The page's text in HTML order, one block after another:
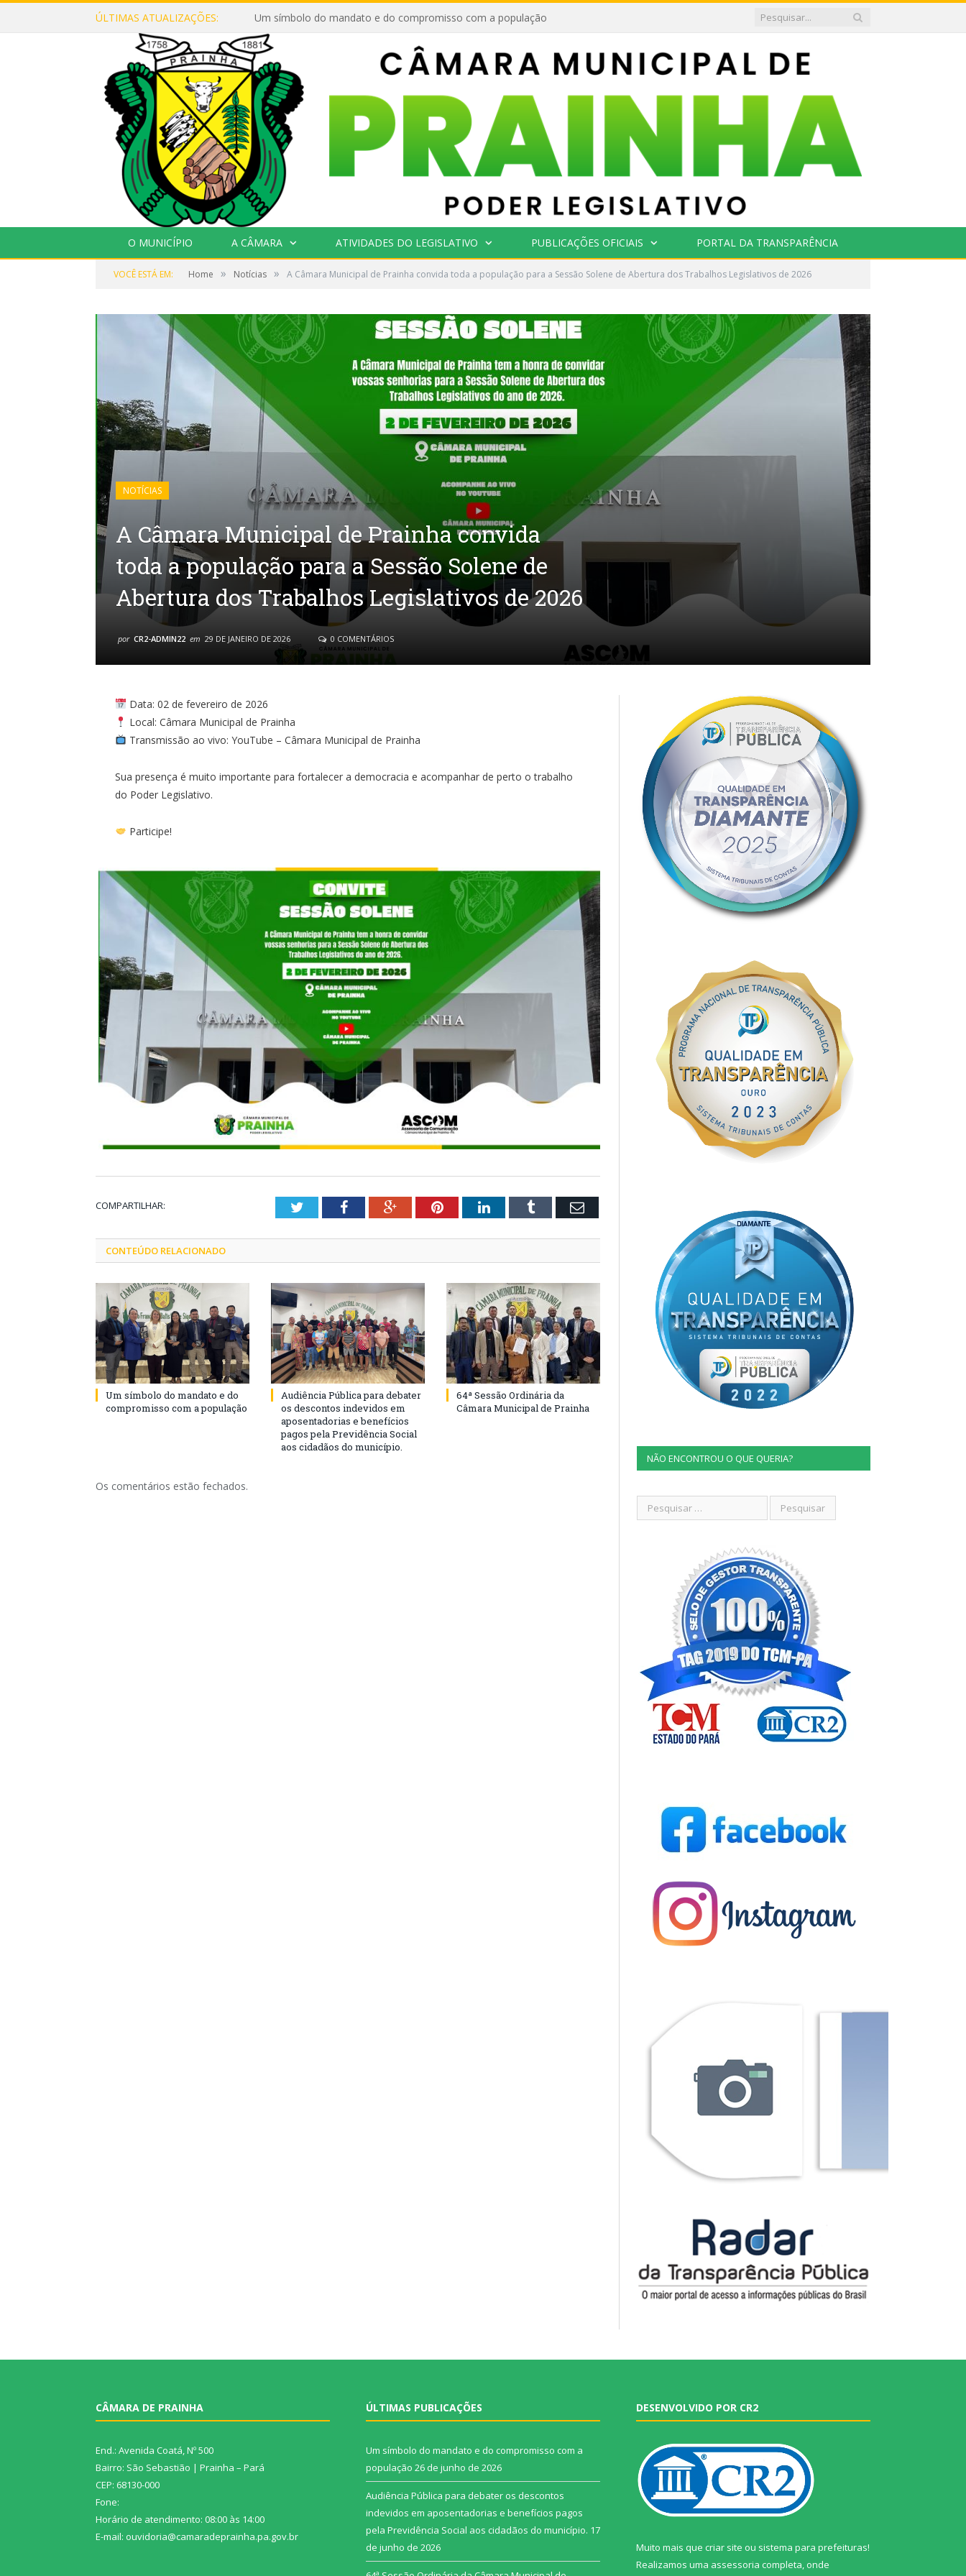
ÚLTIMAS ATUALIZAÇÕES: Um símbolo do mandato e do compromisso com a população
O MUNICÍPIO A CÂMARA ATIVIDADES DO LEGISLATIVO PUBLICAÇÕES OFICIAIS PORTAL DA TRANSPARÊNCIA
VOCÊ ESTÁ EM: Home » Notícias » A Câmara Municipal de Prainha convida toda a população para a Sessão Solene de Abertura dos Trabalhos Legislativos de 2026
NOTÍCIAS
A Câmara Municipal de Prainha convida
toda a população para a Sessão Solene de
Abertura dos Trabalhos Legislativos de 2026
por CR2-ADMIN22 em 29 DE JANEIRO DE 2026 0 COMENTÁRIOS
Data: 02 de fevereiro de 2026
Local: Câmara Municipal de Prainha
Transmissão ao vivo: YouTube – Câmara Municipal de Prainha
Sua presença é muito importante para fortalecer a democracia e acompanhar de perto o trabalho
do Poder Legislativo.
Participe!
COMPARTILHAR: TwitterFacebookGoogle+PinterestLinkedInTumblr Email
CONTEÚDO RELACIONADO
Um símbolo do mandato e do
compromisso com a população
Audiência Pública para debater
os descontos indevidos em
aposentadorias e benefícios
pagos pela Previdência Social
aos cidadãos do município.
64ª Sessão Ordinária da
Câmara Municipal de Prainha
Os comentários estão fechados.
NÃO ENCONTROU O QUE QUERIA?
CÂMARA DE PRAINHA
End.: Avenida Coatá, Nº 500
Bairro: São Sebastião | Prainha – Pará
CEP: 68130-000
Fone:
Horário de atendimento: 08:00 às 14:00
E-mail: ouvidoria@camaradeprainha.pa.gov.br
ÚLTIMAS PUBLICAÇÕES
Um símbolo do mandato e do compromisso com a
população 26 de junho de 2026
Audiência Pública para debater os descontos
indevidos em aposentadorias e benefícios pagos
pela Previdência Social aos cidadãos do município. 17
de junho de 2026
DESENVOLVIDO POR CR2
Muito mais que criar site ou sistema para prefeituras!
Realizamos uma assessoria completa, onde